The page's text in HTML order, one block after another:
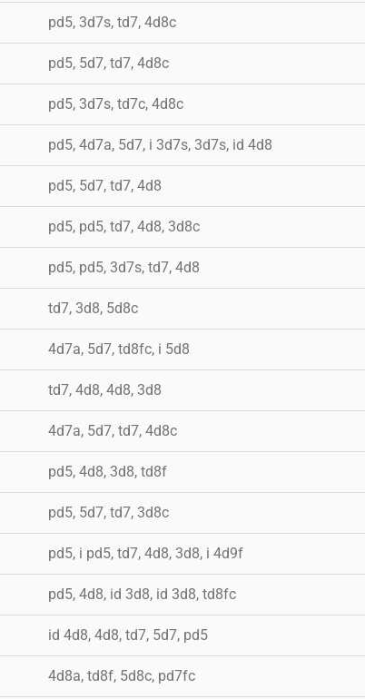
pd5, 3d7s, td7, 4d8c
pd5, 5d7, td7, 4d8c
pd5, 3d7s, td7c, 4d8c
pd5, 4d7a, 5d7, i 3d7s, 3d7s, id 4d8
pd5, 5d7, td7, 4d8
pd5, pd5, td7, 4d8, 3d8c
pd5, pd5, 3d7s, td7, 4d8
td7, 3d8, 5d8c
4d7a, 5d7, td8fc, i 5d8
td7, 4d8, 4d8, 3d8
4d7a, 5d7, td7, 4d8c
pd5, 4d8, 3d8, td8f
pd5, 5d7, td7, 3d8c
pd5, i pd5, td7, 4d8, 3d8, i 4d9f
pd5, 4d8, id 3d8, id 3d8, td8fc
id 4d8, 4d8, td7, 5d7, pd5
4d8a, td8f, 5d8c, pd7fc